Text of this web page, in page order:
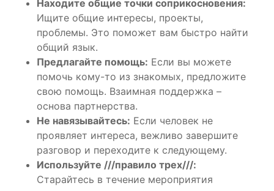
Находите общие точки соприкосновения:
Ищите общие интересы, проекты,
проблемы. Это поможет вам быстро найти
общий язык.
Предлагайте помощь: Если вы можете
помочь кому-то из знакомых, предложите
свою помощь. Взаимная поддержка –
основа партнерства.
Не навязывайтесь: Если человек не
проявляет интереса, вежливо завершите
разговор и переходите к следующему.
Используйте ///правило трех///:
Старайтесь в течение мероприятия